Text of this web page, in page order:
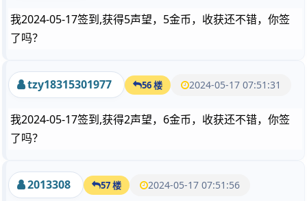
我2024-05-17签到,获得5声望，5金币，收获还不错，你签
了吗？
tzy18315301977 56 楼 2024-05-17 07:51:31
我2024-05-17签到,获得2声望，6金币，收获还不错，你签
了吗？
2013308 57 楼 2024-05-17 07:51:56